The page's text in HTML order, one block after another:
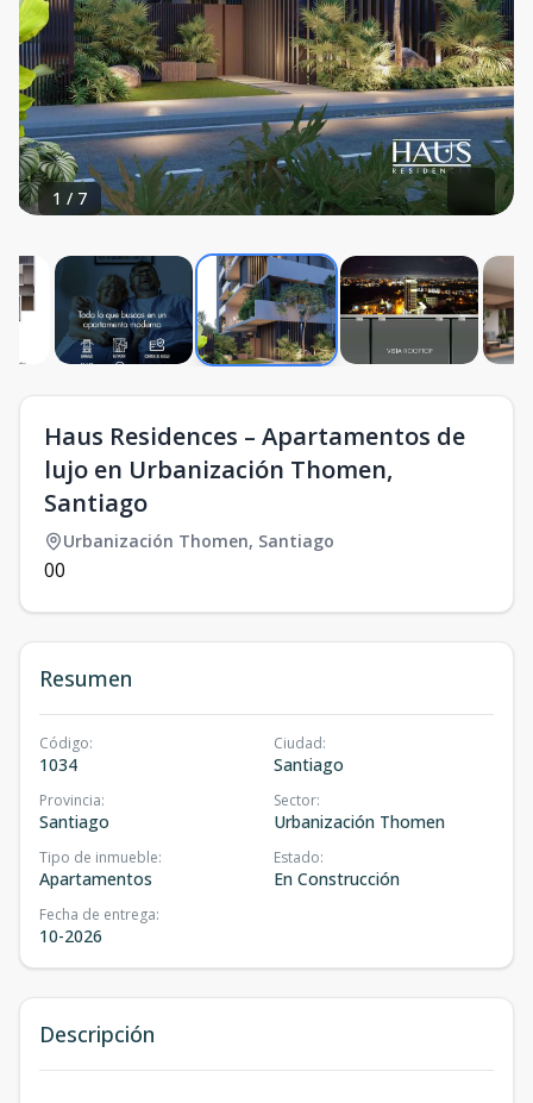
1 / 7
Haus Residences – Apartamentos de
lujo en Urbanización Thomen,
Santiago
Urbanización Thomen, Santiago
00
Resumen
Código:
1034
Ciudad:
Santiago
Provincia:
Santiago
Sector:
Urbanización Thomen
Tipo de inmueble:
Apartamentos
Estado:
En Construcción
Fecha de entrega:
10-2026
Descripción